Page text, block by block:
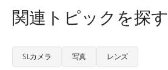
関連トピックを探す
SLカメラ 写真 レンズ